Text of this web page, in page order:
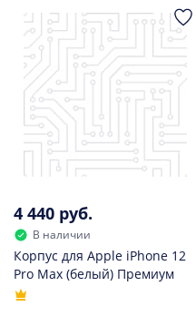
4 440 руб.
В наличии
Корпус для Apple iPhone 12
Pro Max (белый) Премиум